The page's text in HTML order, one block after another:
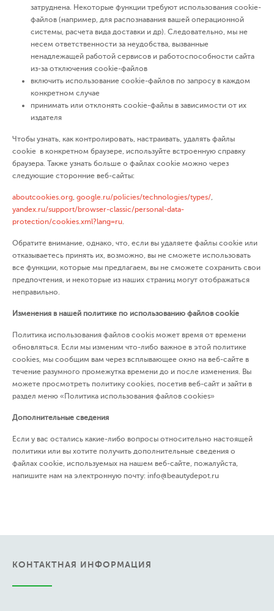
затруднена. Некоторые функции требуют использования cookie-
файлов (например, для распознавания вашей операционной
системы, расчета вида доставки и др). Следовательно, мы не
несем ответственности за неудобства, вызванные
ненадлежащей работой сервисов и работоспособности сайта
из-за отключения cookie-файлов
включить использование cookie-файлов по запросу в каждом
конкретном случае
принимать или отклонять cookie-файлы в зависимости от их
издателя
Чтобы узнать, как контролировать, настраивать, удалять файлы
cookie в конкретном браузере, используйте встроенную справку
браузера. Также узнать больше о файлах cookie можно через
следующие сторонние веб-сайты:
aboutcookies.org, google.ru/policies/technologies/types/,
yandex.ru/support/browser-classic/personal-data-
protection/cookies.xml?lang=ru.
Обратите внимание, однако, что, если вы удаляете файлы cookie или
отказываетесь принять их, возможно, вы не сможете использовать
все функции, которые мы предлагаем, вы не сможете сохранить свои
предпочтения, и некоторые из наших страниц могут отображаться
неправильно.
Изменения в нашей политике по использованию файлов cookie
Политика использования файлов сookis может время от времени
обновляться. Если мы изменим что-либо важное в этой политике
cookies, мы сообщим вам через всплывающее окно на веб-сайте в
течение разумного промежутка времени до и после изменения. Вы
можете просмотреть политику cookies, посетив веб-сайт и зайти в
раздел меню «Политика использования файлов cookies»
Дополнительные сведения
Если у вас остались какие-либо вопросы относительно настоящей
политики или вы хотите получить дополнительные сведения о
файлах cookie, используемых на нашем веб-сайте, пожалуйста,
напишите нам на электронную почту: info@beautydepot.ru
КОНТАКТНАЯ ИНФОРМАЦИЯ